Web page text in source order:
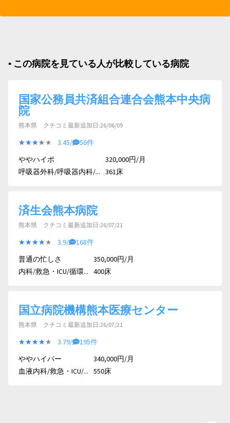
▪︎ この病院を見ている人が比較している病院
国家公務員共済組合連合会熊本中央病
院
熊本県 クチコミ最新追加日:26/06/09
★★★★★
★★★★★ 3.45/
56件
ややハイポ
呼吸器外科/呼吸器内科/...
320,000円/月
361床
済生会熊本病院
熊本県 クチコミ最新追加日:26/07/21
★★★★★
★★★★★ 3.9/
168件
普通の忙しさ
内科/救急・ICU/循環...
350,000円/月
400床
国立病院機構熊本医療センター
熊本県 クチコミ最新追加日:26/07/21
★★★★★
★★★★★ 3.79/
195件
ややハイパー
血液内科/救急・ICU/...
340,000円/月
550床